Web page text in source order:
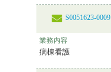
S0051623-0009
業務内容
病棟看護